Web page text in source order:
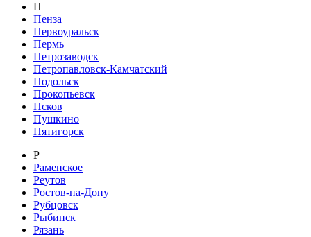
П
Пенза
Первоуральск
Пермь
Петрозаводск
Петропавловск-Камчатский
Подольск
Прокопьевск
Псков
Пушкино
Пятигорск
Р
Раменское
Реутов
Ростов-на-Дону
Рубцовск
Рыбинск
Рязань